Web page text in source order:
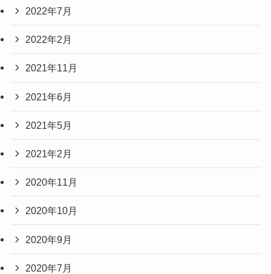
2022年7月
2022年2月
2021年11月
2021年6月
2021年5月
2021年2月
2020年11月
2020年10月
2020年9月
2020年7月